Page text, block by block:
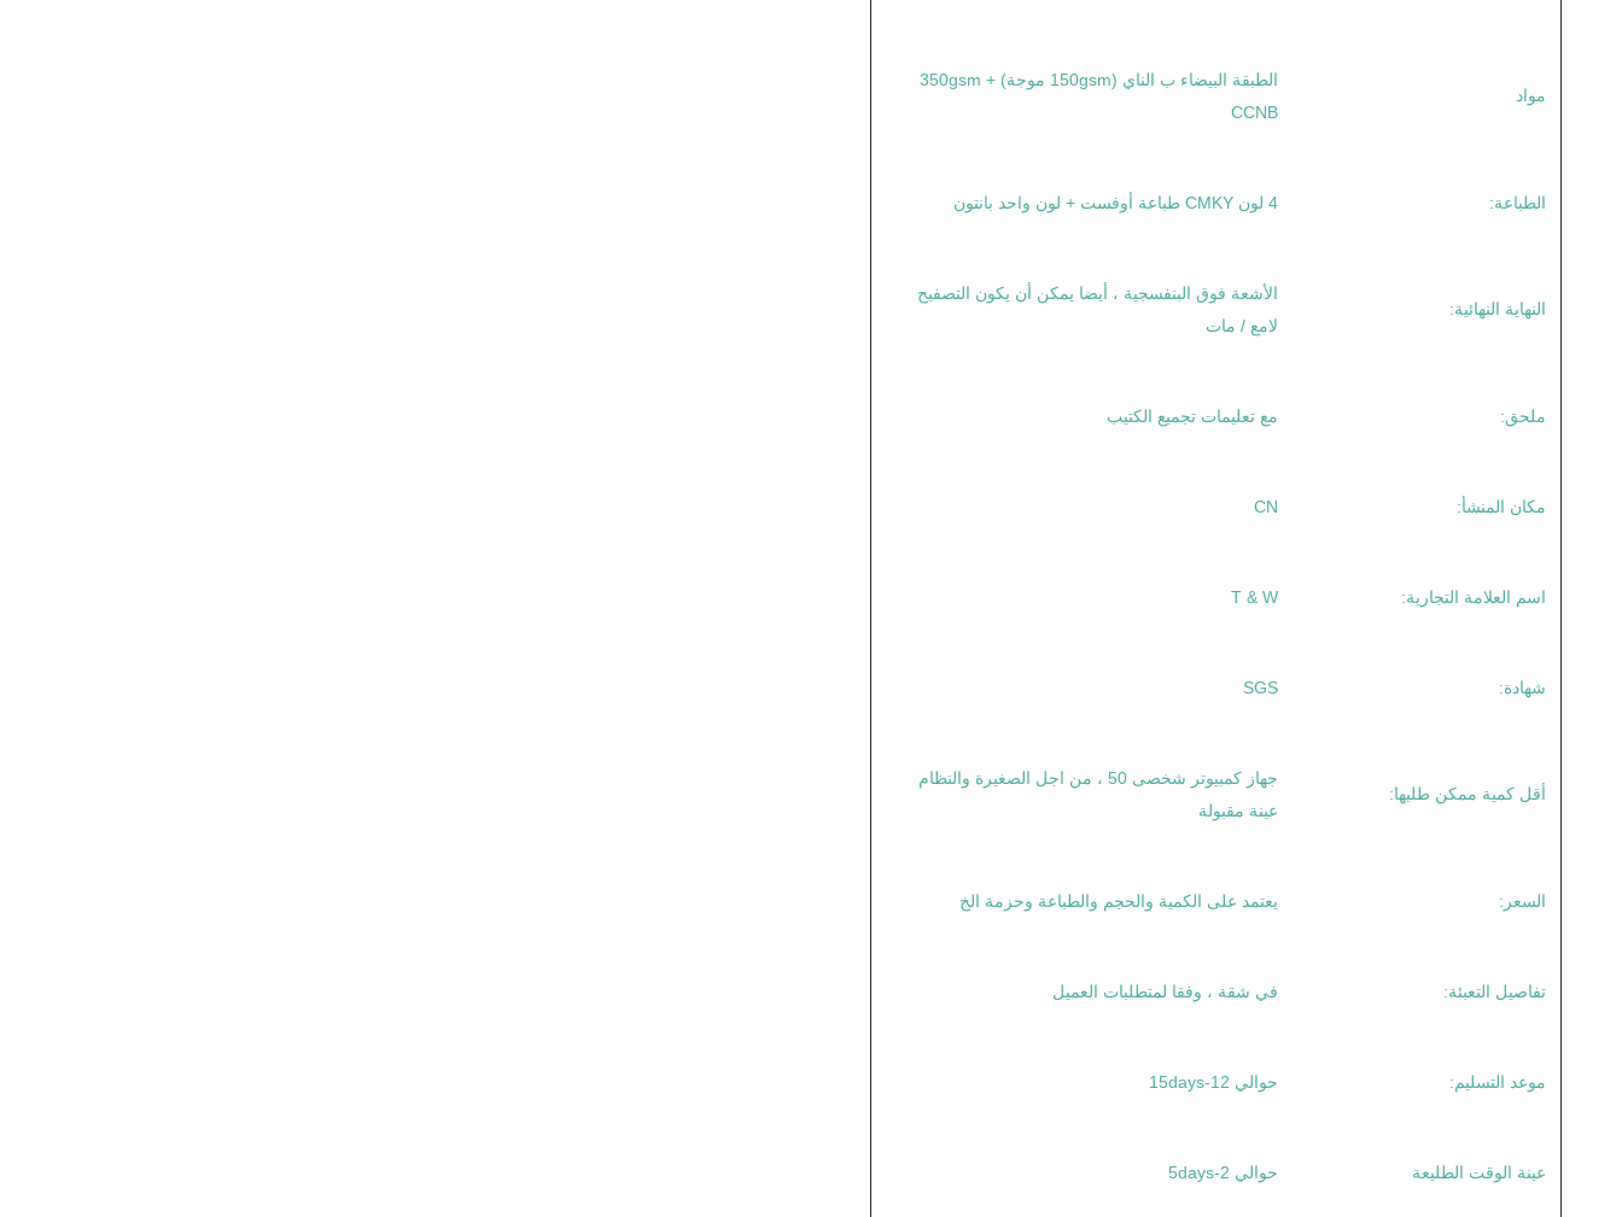
مواد
الطبقة البيضاء ب الناي (150gsm موجة) + 350gsm
CCNB
الطباعة: 4 لون CMKY طباعة أوفست + لون واحد بانتون
النهاية النهائية:
الأشعة فوق البنفسجية ، أيضا يمكن أن يكون التصفيح
لامع / مات
ملحق: مع تعليمات تجميع الكتيب
مكان المنشأ: CN
اسم العلامة التجارية: T & W
شهادة: SGS
أقل كمية ممكن طلبها:
جهاز كمبيوتر شخصى 50 ، من اجل الصغيرة والنظام
عينة مقبولة
السعر: يعتمد على الكمية والحجم والطباعة وحزمة الخ
تفاصيل التعبئة: في شقة ، وفقا لمتطلبات العميل
موعد التسليم: حوالي 12-15days
عينة الوقت الطليعة حوالي 2-5days